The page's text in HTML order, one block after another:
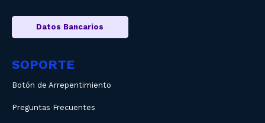
Datos Bancarios
SOPORTE
Botón de Arrepentimiento
Preguntas Frecuentes